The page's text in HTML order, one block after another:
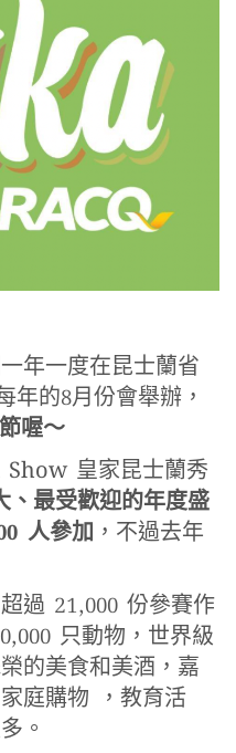
年一度在昆士蘭省
年的8月份會舉辦，
喔～
皇家昆士蘭秀
、最受歡迎的年度盛
人參加 ，不過去年
過 21,000 份參賽作
只動物，世界級
的美食和美酒，嘉
庭購物 ，教育活
。